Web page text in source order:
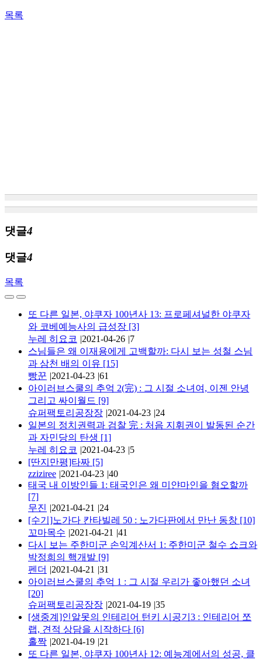
목록
댓글4
댓글4
목록
또 다른 일본, 야쿠자 100년사 13: 프로페셔널한 야쿠자
와 코베예능사의 급성장 [3]
누레 히요코 |2021-04-26 |7
스님들은 왜 이재용에게 고백할까: 다시 보는 성철 스님
과 삼천 배의 이유 [15]
빵꾼 |2021-04-23 |61
아이러브스쿨의 추억 2(完) : 그 시절 소녀여, 이젠 안녕
그리고 싸이월드 [9]
슈퍼팩토리공장장 |2021-04-23 |24
일본의 정치권력과 검찰 完 : 처음 지휘권이 발동된 순간
과 자민당의 탄생 [1]
누레 히요코 |2021-04-23 |5
[딴지만평]타짜 [5]
zziziree |2021-04-23 |40
태국 내 이방인들 1: 태국인은 왜 미얀마인을 혐오할까
[7]
무진 |2021-04-21 |24
[수기]노가다 칸타빌레 50 : 노가다판에서 만난 동창 [10]
꼬마목수 |2021-04-21 |41
다시 보는 주한미군 손익계산서 1: 주한미군 철수 쇼크와
박정희의 핵개발 [9]
펜더 |2021-04-21 |31
​​​​​​​아이러브스쿨의 추억 1 : 그 시절 우리가 좋아했던 소녀
[20]
슈퍼팩토리공장장 |2021-04-19 |35
[생중계]인알못의 인테리어 턴키 시공기3 : 인테리어 쪼
랩, 견적 상담을 시작하다 [6]
홀짝 |2021-04-19 |21
또 다른 일본, 야쿠자 100년사 12: 예능계에서의 성공, 클